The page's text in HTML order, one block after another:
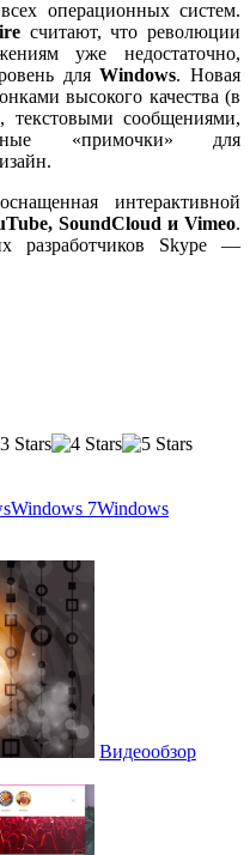
операционных систем.
считают, что революции
уже недостаточно,
дляWindows. Новая
высокого качества (в
сообщениями,
«примочки» для
интерактивной
SoundCloud и Vimeo.
Skype —
Windows 7Windows
Видеообзор